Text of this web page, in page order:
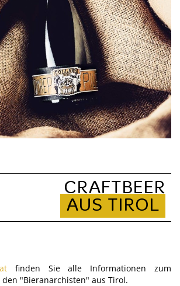
CRAFTBEER
AUS TIROL
finden Sie alle Informationen zum
"Bieranarchisten" aus Tirol.